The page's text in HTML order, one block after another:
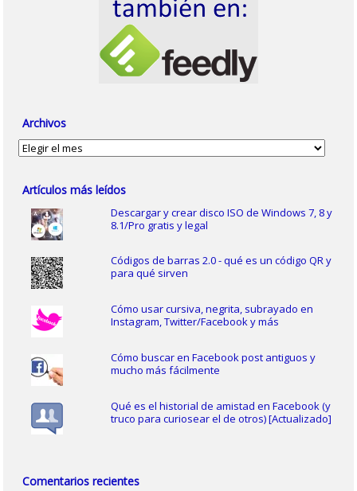
Archivos
Archivos
Artículos más leídos
Descargar y crear disco ISO de Windows 7, 8 y
8.1/Pro gratis y legal
Códigos de barras 2.0 - qué es un código QR y
para qué sirven
Cómo usar cursiva, negrita, subrayado en
Instagram, Twitter/Facebook y más
Cómo buscar en Facebook post antiguos y
mucho más fácilmente
Qué es el historial de amistad en Facebook (y
truco para curiosear el de otros) [Actualizado]
Comentarios recientes